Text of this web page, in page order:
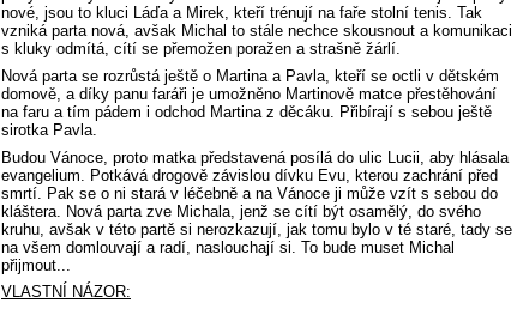
nové, jsou to kluci Láďa a Mirek, kteří trénují na faře stolní tenis. Tak
vzniká parta nová, avšak Michal to stále nechce skousnout a komunikaci
s kluky odmítá, cítí se přemožen poražen a strašně žárlí.
Nová parta se rozrůstá ještě o Martina a Pavla, kteří se octli v dětském
domově, a díky panu faráři je umožněno Martinově matce přestěhování
na faru a tím pádem i odchod Martina z děcáku. Přibírají s sebou ještě
sirotka Pavla.
Budou Vánoce, proto matka představená posílá do ulic Lucii, aby hlásala
evangelium. Potkává drogově závislou dívku Evu, kterou zachrání před
smrtí. Pak se o ni stará v léčebně a na Vánoce ji může vzít s sebou do
kláštera. Nová parta zve Michala, jenž se cítí být osamělý, do svého
kruhu, avšak v této partě si nerozkazují, jak tomu bylo v té staré, tady se
na všem domlouvají a radí, naslouchají si. To bude muset Michal
přijmout...
VLASTNÍ NÁZOR: